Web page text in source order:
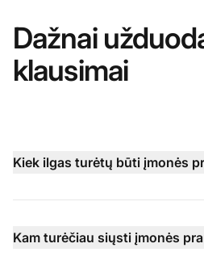
Dažnai
klausimai
Kiek ilgas turėtų būti įmonės
Kam turėčiau siųsti įmonės